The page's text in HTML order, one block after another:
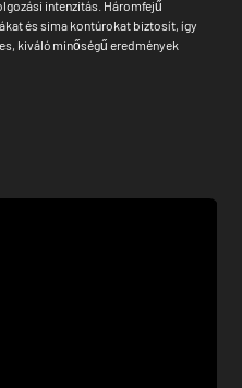
intenzitás. Háromfejű
és sima kontúrokat biztosít, így
kiváló minőségű eredmények